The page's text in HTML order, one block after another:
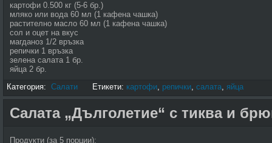
картофи 0.500 кг (5-6 бр.)
мляко или вода 60 мл (1 кафена чашка)
растително масло 60 мл (1 кафена чашка)
сол и оцет на вкус
магданоз 1/2 връзка
репички 1 връзка
зелена салата 1 бр.
яйца 2 бр.
Категория: Салати Етикети: картофи, репички, салата, яйца
Салата „Дълголетие“ с тиква и
Продукти (за 5 порции):